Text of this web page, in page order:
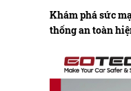
Khám phá sức
thống an toàn